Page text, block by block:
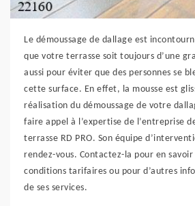
Le démoussage de dallage est
que votre terrasse soit toujours d’une
aussi pour éviter que des personnes se
cette surface. En effet, la mousse est
réalisation du démoussage de votre
faire appel à l’expertise de l’entreprise
terrasse RD PRO. Son équipe
rendez-vous. Contactez-la pour en savoir
conditions tarifaires ou pour d’autres
de ses services.